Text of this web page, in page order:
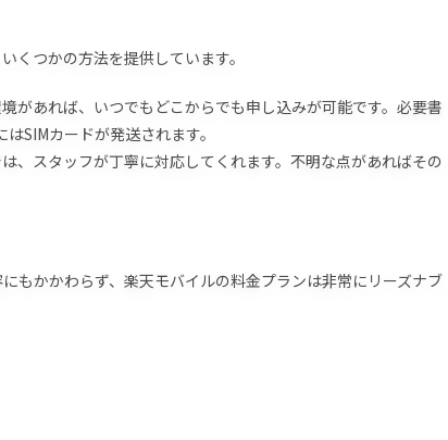
くつかの方法を提供しています。
があれば、いつでもどこからでも申し込みが可能です。必要書
SIMカードが発送されます。
、スタッフが丁寧に対応してくれます。不明な点があればその
もかかわらず、楽天モバイルの料金プランは非常にリーズナブ